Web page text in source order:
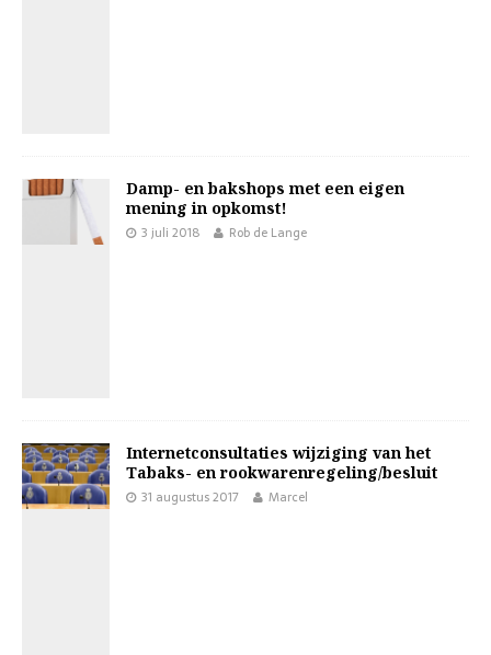
Damp- en bakshops met een eigen
mening in opkomst!
3 juli 2018 Rob de Lange
Internetconsultaties wijziging van het
Tabaks- en rookwarenregeling/besluit
31 augustus 2017 Marcel